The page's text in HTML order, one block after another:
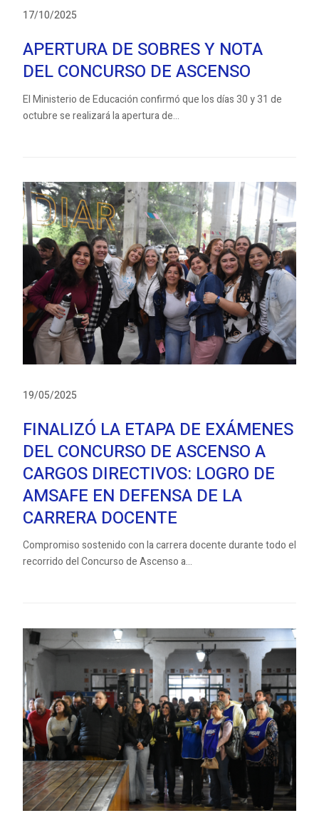
17/10/2025
APERTURA DE SOBRES Y NOTA
DEL CONCURSO DE ASCENSO
El Ministerio de Educación confirmó que los días 30 y 31 de
octubre se realizará la apertura de...
19/05/2025
FINALIZÓ LA ETAPA DE EXÁMENES
DEL CONCURSO DE ASCENSO A
CARGOS DIRECTIVOS: LOGRO DE
AMSAFE EN DEFENSA DE LA
CARRERA DOCENTE
Compromiso sostenido con la carrera docente durante todo el
recorrido del Concurso de Ascenso a...